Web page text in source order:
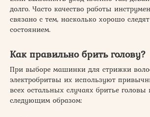
долго. Часто качество работы
связано с тем, насколько хорошо
состоянием.
Как правильно брить голову?
При выборе машинки для стрижки
электробритвы их используют
всех остальных случаях бритье головы
следующим образом: